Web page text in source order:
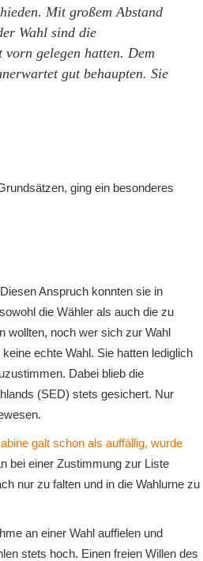
Mit großem Abstand
Wahl sind die
gelegen hatten. Dem
gut behaupten. Sie
ging ein besonderes
Anspruch konnten sie in
die Wähler als auch die zu
wollten, noch wer sich zur Wahl
echte Wahl. Sie hatten lediglich
Dabei blieb die
(SED) stets gesichert. Nur
galt schon als auffällig, wurde
bei einer Zustimmung zur Liste
nur zu falten und in die Wahlurne zu
an einer Wahl auffielen und
stets hoch. Einen freien Willen des